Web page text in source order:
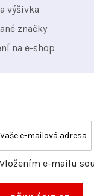
výšivka
značky
na e-shop
Vložením e-mailu